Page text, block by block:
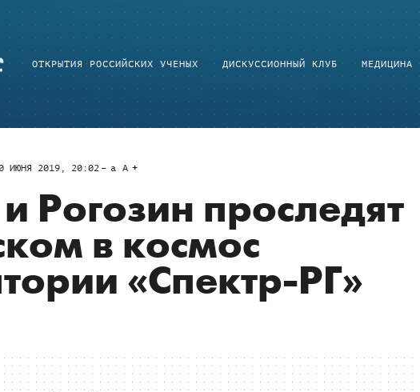
ОТКРЫТИЯ РОССИЙСКИХ УЧЕНЫХ ДИСКУССИОННЫЙ КЛУБ МЕДИЦИНА
ИЮНЯ 2019, 20:02 a A
Рогозин проследят
в космос
«Спектр-РГ»